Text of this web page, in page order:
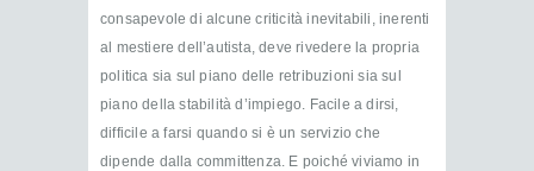
consapevole di alcune criticità inevitabili, inerenti
al mestiere dell’autista, deve rivedere la propria
politica sia sul piano delle retribuzioni sia sul
piano della stabilità d’impiego. Facile a dirsi,
difficile a farsi quando si è un servizio che
dipende dalla committenza. E poiché viviamo in